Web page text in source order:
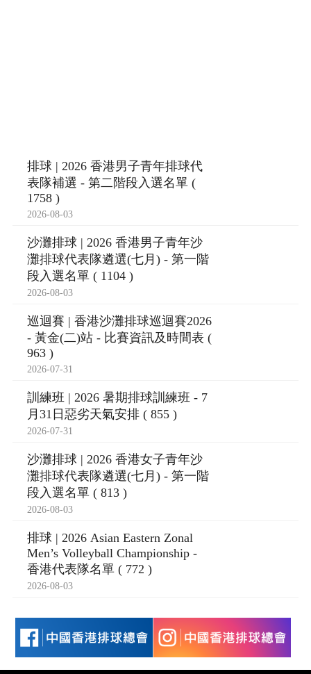
排球 | 2026 香港男子青年排球代
表隊補選 - 第二階段入選名單 (
1758 )
2026-08-03
沙灘排球 | 2026 香港男子青年沙
灘排球代表隊遴選(七月) - 第一階
段入選名單 ( 1104 )
2026-08-03
巡迴賽 | 香港沙灘排球巡迴賽2026
- 黃金(二)站 - 比賽資訊及時間表 (
963 )
2026-07-31
訓練班 | 2026 暑期排球訓練班 - 7
月31日惡劣天氣安排 ( 855 )
2026-07-31
沙灘排球 | 2026 香港女子青年沙
灘排球代表隊遴選(七月) - 第一階
段入選名單 ( 813 )
2026-08-03
排球 | 2026 Asian Eastern Zonal
Men’s Volleyball Championship -
香港代表隊名單 ( 772 )
2026-08-03